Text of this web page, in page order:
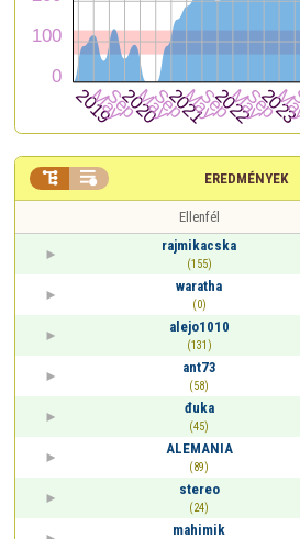
EREDMÉNYEK
 
Ellenfél
rajmikacska
(155)
waratha
(0)
alejo1010
(131)
ant73
(58)
đuka
(45)
ALEMANIA
(89)
stereo
(24)
mahimik